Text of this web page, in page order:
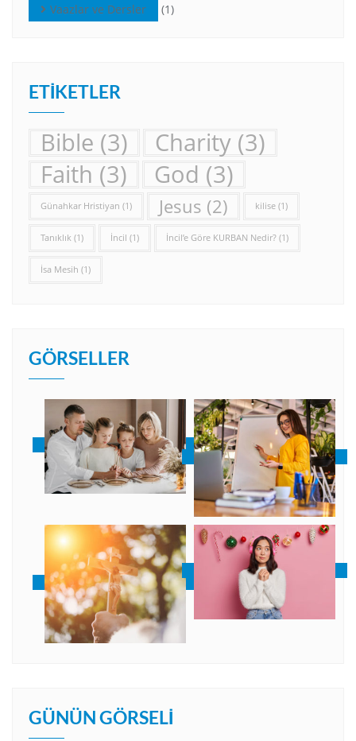
Vaazlar ve Dersler (1)
ETIKETLER
Bible (3) Charity (3)
Faith (3) God (3)
Günahkar Hristiyan (1) Jesus (2) kilise (1)
Tanıklık (1) İncil (1) İncil’e Göre KURBAN Nedir? (1)
İsa Mesih (1)
GÖRSELLER
GÜNÜN GÖRSELI